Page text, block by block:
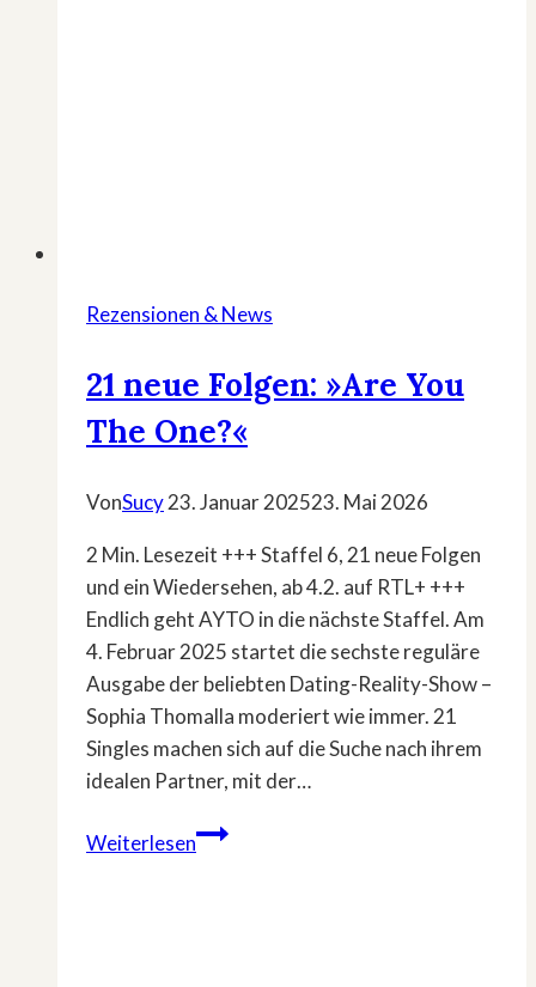
Rezensionen & News
21 neue Folgen: »Are You
The One?«
VonSucy23. Januar 202523. Mai 2026
2 Min. Lesezeit +++ Staffel 6, 21 neue Folgen
und ein Wiedersehen, ab 4.2. auf RTL+ +++
Endlich geht AYTO in die nächste Staffel. Am
4. Februar 2025 startet die sechste reguläre
Ausgabe der beliebten Dating-Reality-Show –
Sophia Thomalla moderiert wie immer. 21
Singles machen sich auf die Suche nach ihrem
idealen Partner, mit der…
Weiterlesen21